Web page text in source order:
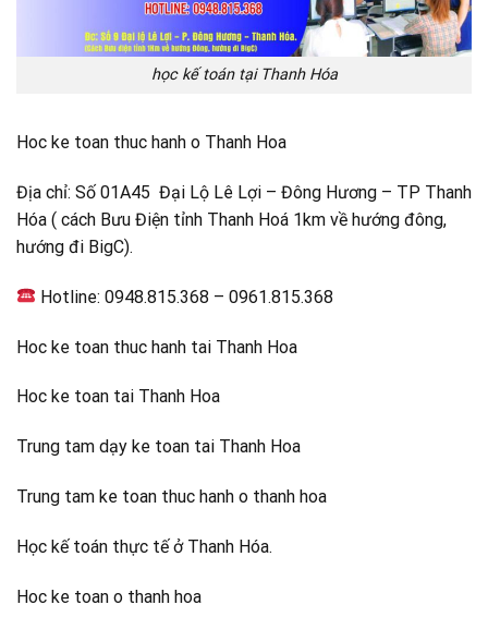
học kế toán tại Thanh Hóa
Hoc ke toan thuc hanh o Thanh Hoa
Địa chỉ: Số 01A45 Đại Lộ Lê Lợi – Đông Hương – TP Thanh
Hóa ( cách Bưu Điện tỉnh Thanh Hoá 1km về hướng đông,
hướng đi BigC).
Hotline: 0948.815.368 – 0961.815.368
Hoc ke toan thuc hanh tai Thanh Hoa
Hoc ke toan tai Thanh Hoa
Trung tam dạy ke toan tai Thanh Hoa
Trung tam ke toan thuc hanh o thanh hoa
Học kế toán thực tế ở Thanh Hóa.
Hoc ke toan o thanh hoa